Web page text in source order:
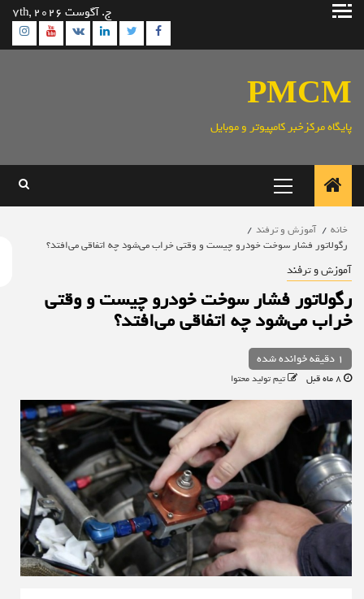
ج. آگوست 7th, 2026
Facebook
Twitter
Linkedin
VK
مرکزخبر کامپیوتر و موبایل
اصلی
خانه
آموزش و ترفند
رگولاتور فشار سوخت خودرو چیست و وقتی خراب می‌شود چه اتفاقی می‌افتد؟
و ترفند
فشار سوخت خودرو چیست و وقتی
می‌شود چه اتفاقی می‌افتد؟
تیم تولید محتوا